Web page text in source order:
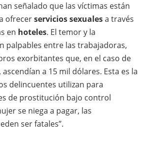
señalado que las víctimas están
ofrecerservicios sexualesa través
en hoteles. El temor y la
palpables entre las trabajadoras,
exorbitantes que, en el caso de
ascendían a 15 mil dólares. Esta es la
delincuentes utilizan para
de prostitución bajo control
se niega a pagar, las
ser fatales”.